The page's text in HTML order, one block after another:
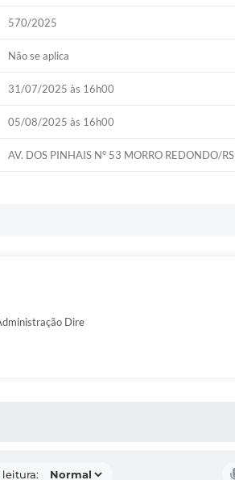
570/2025
Não se aplica
31/07/2025 às 16h00
05/08/2025 às 16h00
AV. DOS PINHAIS N° 53 MORRO REDONDO/RS
Dire